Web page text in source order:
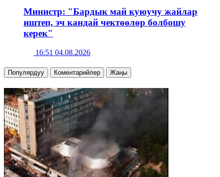
Министр: "Бардык май куюучу жайлар
иштеп, эч кандай чектөөлөр болбошу
керек"
16:51 04.08.2026
Популярдуу Коментарийлер Жаңы